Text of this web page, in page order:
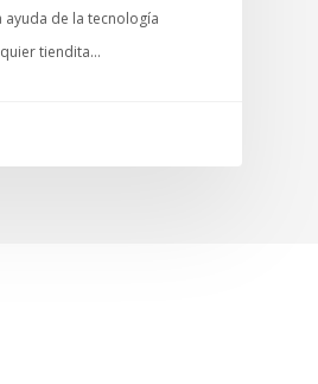
ayuda de la tecnología
tiendita…